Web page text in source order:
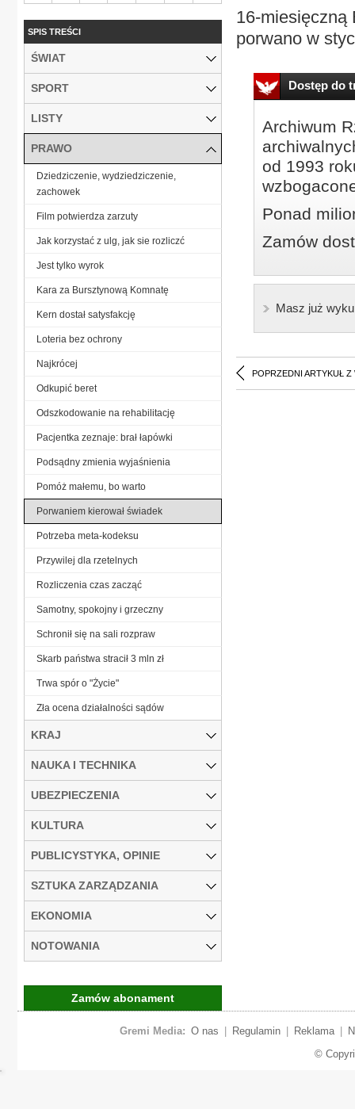
16-miesięczną
porwano w
Dostęp do
Archiwum
od 1993
Ponad
Zamów
Masz już
POPRZEDNI ARTYKUŁ Z
SPIS TREŚCI
ŚWIAT
SPORT
LISTY
PRAWO
Dziedziczenie, wydziedziczenie,
zachowek
Film potwierdza zarzuty
Jak korzystać z ulg, jak sie rozliczć
Jest tylko wyrok
Kara za Bursztynową Komnatę
Kern dostał satysfakcję
Loteria bez ochrony
Najkrócej
Odkupić beret
Odszkodowanie na rehabilitację
Pacjentka zeznaje: brał łapówki
Podsądny zmienia wyjaśnienia
Pomóż małemu, bo warto
Porwaniem kierował świadek
Potrzeba meta-kodeksu
Przywilej dla rzetelnych
Rozliczenia czas zacząć
Samotny, spokojny i grzeczny
Schronił się na sali rozpraw
Skarb państwa stracił 3 mln zł
Trwa spór o "Życie"
Zła ocena działalności sądów
KRAJ
NAUKA I TECHNIKA
UBEZPIECZENIA
KULTURA
PUBLICYSTYKA, OPINIE
SZTUKA ZARZĄDZANIA
EKONOMIA
NOTOWANIA
Zamów abonament
Gremi Media: O nas Regulamin Reklama
©